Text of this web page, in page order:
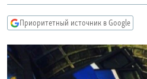
навигации
Вернутся
поиску
IDEL.РЕАЛИИ
КАВКАЗ.РЕАЛИИ
СЕВЕР.РЕАЛИИ
СИБИРЬ.РЕАЛИИ
Приоритетный источник в Google